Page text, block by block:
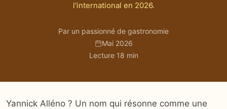
l'international en 2026.
Par un passionné de gastronomie
Mai 2026
Lecture 18 min
Yannick Alléno ? Un nom qui résonne comme une